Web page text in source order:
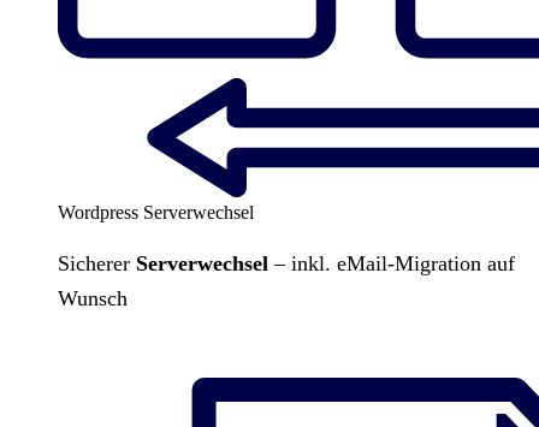
Wordpress Serverwechsel
Sicherer Serverwechsel – inkl. eMail-Migration auf
Wunsch